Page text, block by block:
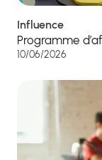
Influence
Programme
10/06/2026